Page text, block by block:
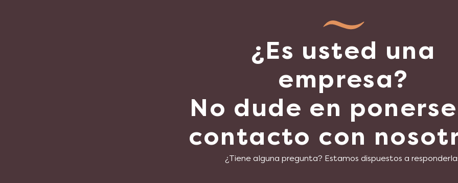
¿Es usted una
empresa?
No dude en
contacto con
¿Tiene alguna pregunta? Estamos dispuestos a